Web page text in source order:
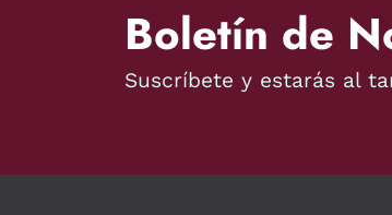
Boletín de
Suscríbete y estarás al